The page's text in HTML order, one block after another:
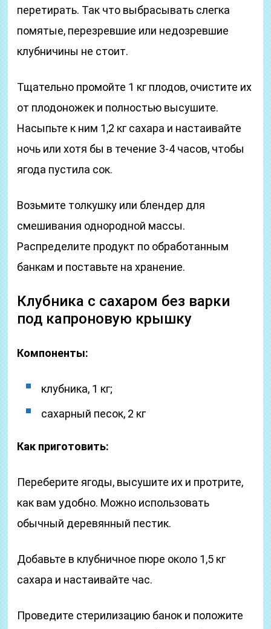
перетирать. Так что выбрасывать слегка
помятые, перезревшие или недозревшие
клубничины не стоит.
Тщательно промойте 1 кг плодов, очистите их
от плодоножек и полностью высушите.
Насыпьте к ним 1,2 кг сахара и настаивайте
ночь или хотя бы в течение 3-4 часов, чтобы
ягода пустила сок.
Возьмите толкушку или блендер для
смешивания однородной массы.
Распределите продукт по обработанным
банкам и поставьте на хранение.
Клубника с сахаром без варки
под капроновую крышку
Компоненты:
клубника, 1 кг;
сахарный песок, 2 кг
Как приготовить:
Переберите ягоды, высушите их и протрите,
как вам удобно. Можно использовать
обычный деревянный пестик.
Добавьте в клубничное пюре около 1,5 кг
сахара и настаивайте час.
Проведите стерилизацию банок и положите